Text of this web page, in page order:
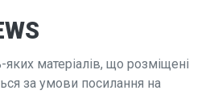
матеріалів, що розміщені
за умови посилання на